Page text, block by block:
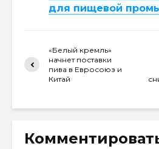
для пищевой
«Белый кремль»
начнет поставки
пива в Евросоюз и
Китай